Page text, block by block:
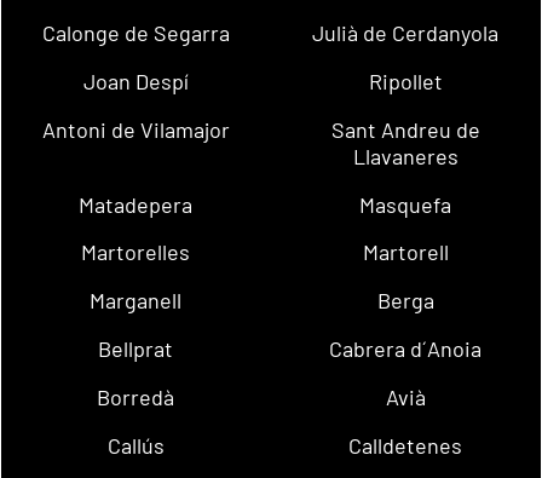
Calonge de Segarra
Julià de Cerdanyola
Joan Despí
Ripollet
Antoni de Vilamajor
Sant Andreu de
Llavaneres
Matadepera
Masquefa
Martorelles
Martorell
Marganell
Berga
Bellprat
Cabrera d´Anoia
Borredà
Avià
Callús
Calldetenes